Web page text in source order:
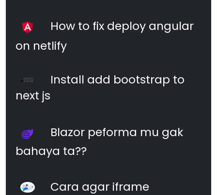
How to fix deploy angular
on netlify
Install add bootstrap to
next js
Blazor peforma mu gak
bahaya ta??
Cara agar iframe